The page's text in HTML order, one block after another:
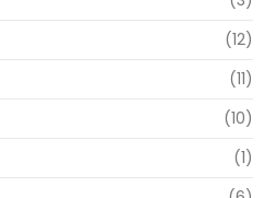
(12)
(11)
(10)
(1)